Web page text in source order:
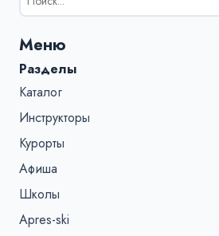
поиска
%s:
Меню
Разделы
Каталог
Инструкторы
Курорты
Афиша
Школы
Apres-ski